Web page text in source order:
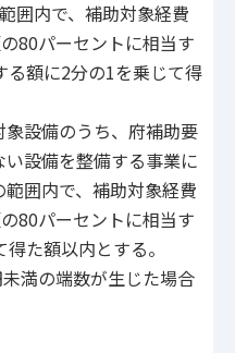
囲内で、補助対象経費
80パーセントに相当す
る額に2分の1を乗じて得
設備のうち、府補助要
設備を整備する事業に
囲内で、補助対象経費
80パーセントに相当す
た額以内とする。
満の端数が生じた場合